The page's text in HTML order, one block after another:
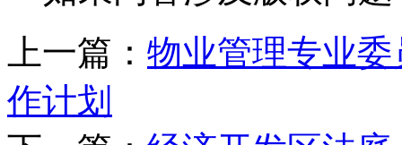
上一篇： 物业管理专业
作计划